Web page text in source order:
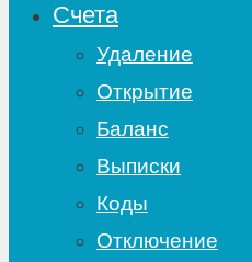
Счета
Удаление
Открытие
Баланс
Выписки
Коды
Отключение